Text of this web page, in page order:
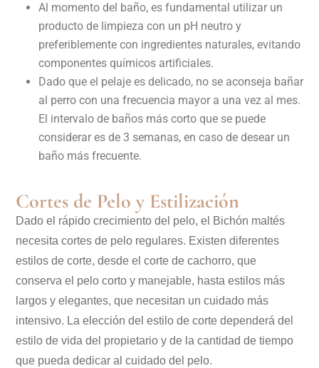
Al momento del baño, es fundamental utilizar un
producto de limpieza con un pH neutro y
preferiblemente con ingredientes naturales, evitando
componentes químicos artificiales.
Dado que el pelaje es delicado, no se aconseja bañar
al perro con una frecuencia mayor a una vez al mes.
El intervalo de baños más corto que se puede
considerar es de 3 semanas, en caso de desear un
baño más frecuente.
Cortes de Pelo y Estilización
Dado el rápido crecimiento del pelo, el Bichón maltés
necesita cortes de pelo regulares. Existen diferentes
estilos de corte, desde el corte de cachorro, que
conserva el pelo corto y manejable, hasta estilos más
largos y elegantes, que necesitan un cuidado más
intensivo. La elección del estilo de corte dependerá del
estilo de vida del propietario y de la cantidad de tiempo
que pueda dedicar al cuidado del pelo.